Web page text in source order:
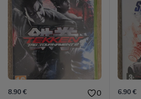
8.90 € 0 6.90 €